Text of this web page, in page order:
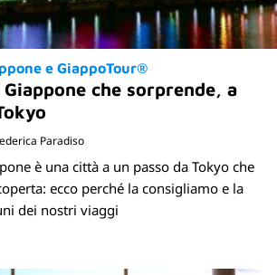
e GiappoTour®
che sorprende, a
Paradiso
è una città a un passo da Tokyo che
ecco perché la consigliamo e la
dei nostri viaggi